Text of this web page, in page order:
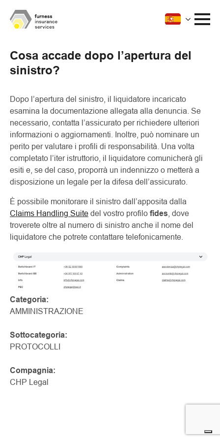
Cosa accade dopo l’apertura del
sinistro?
Dopo l’apertura del sinistro, il liquidatore incaricato
esamina la documentazione allegata alla denuncia. Se
necessario, contatta l’assicurato per richiedere ulteriori
informazioni o aggiornamenti. Inoltre, può nominare un
perito per valutare i profili di responsabilità. Una volta
completato l’iter istruttorio, il liquidatore comunicherà gli
esiti e, se del caso, proporrà un indennizzo o metterà a
disposizione un legale per la difesa dell’assicurato.
È possibile monitorare il sinistro dall’apposita dalla
Claims Handling Suite del vostro profilo fides , dove
troverete oltre al numero di sinistro anche il nome del
liquidatore che potrete contattare telefonicamente.
Categoria:
AMMINISTRAZIONE
Sottocategoria:
PROTOCOLLI
Compagnia:
CHP Legal